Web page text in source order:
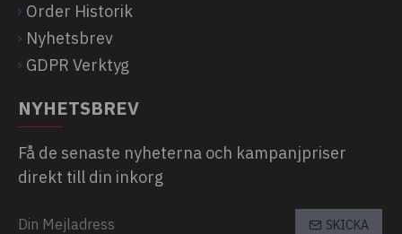
Order Historik
Nyhetsbrev
GDPR Verktyg
NYHETSBREV
Få de senaste nyheterna och kampanjpriser
direkt till din inkorg
SKICKA